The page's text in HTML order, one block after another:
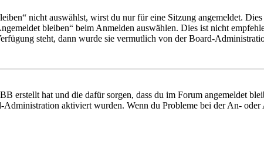
nicht auswählst, wirst du nur für eine Sitzung angemeldet.
bleiben“ beim Anmelden auswählen. Dies ist nicht
steht, dann wurde sie vermutlich von der Board-
erstellt hat und die dafür sorgen, dass du im Forum angemeldet
Administration aktiviert wurden. Wenn du Probleme bei der An-